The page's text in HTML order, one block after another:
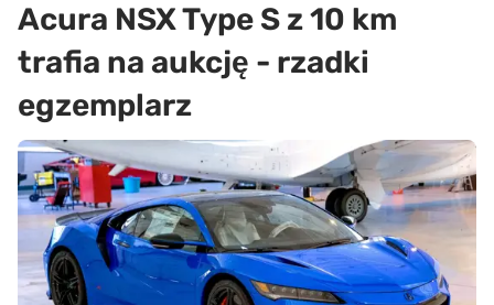
Acura NSX Type S z 10 km
trafia na aukcję - rzadki
egzemplarz